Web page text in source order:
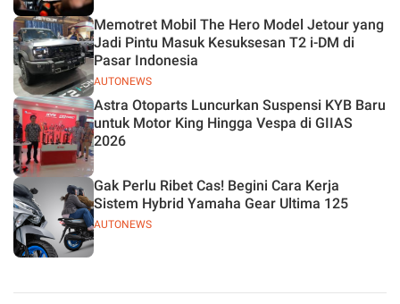
AUTONEWS
Memotret Mobil The Hero Model Jetour yang
Jadi Pintu Masuk Kesuksesan T2 i-DM di
Pasar Indonesia
Astra Otoparts Luncurkan Suspensi KYB Baru
untuk Motor King Hingga Vespa di GIIAS
2026
AUTONEWS
Gak Perlu Ribet Cas! Begini Cara Kerja
Sistem Hybrid Yamaha Gear Ultima 125